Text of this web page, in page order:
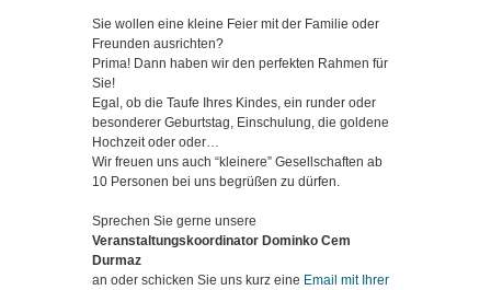
Sie wollen eine kleine Feier mit der Familie oder
Freunden ausrichten?
Prima! Dann haben wir den perfekten Rahmen für
Sie!
Egal, ob die Taufe Ihres Kindes, ein runder oder
besonderer Geburtstag, Einschulung, die goldene
Hochzeit oder oder…
Wir freuen uns auch “kleinere” Gesellschaften ab
10 Personen bei uns begrüßen zu dürfen.
Sprechen Sie gerne unsere
Veranstaltungskoordinator Dominko Cem
Durmaz
an oder schicken Sie uns kurz eine Email mit Ihrer